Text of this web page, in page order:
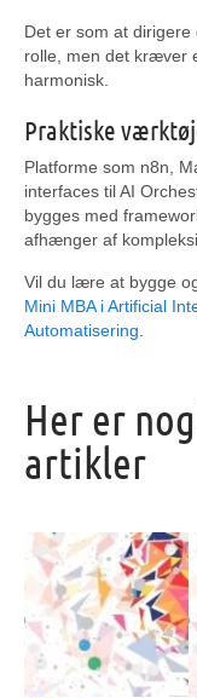
Det er som at
rolle, men det kræver
harmonisk.
Praktiske
Platforme som n8n,
interfaces til AI
bygges med
afhænger af
Vil du lære at bygge
Mini MBA i Artificial
Automatisering
Her er
artikler